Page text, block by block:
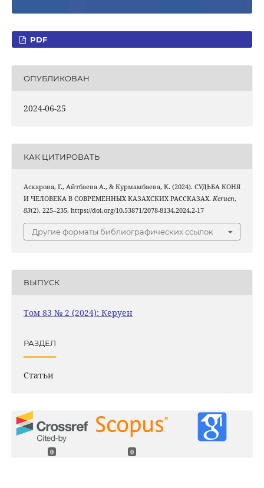
PDF
ОПУБЛИКОВАН
2024-06-25
КАК ЦИТИРОВАТЬ
Аскарова, Г., Айтбаева A., & Курмамбаева, К. (2024). СУДЬБА КОНЯ
И ЧЕЛОВЕКА В СОВРЕМЕННЫХ КАЗАХСКИХ РАССКАЗАХ. Keruen,
83(2), 225–235. https://doi.org/10.53871/2078-8134.2024.2-17
Другие форматы библиографических ссылок
ВЫПУСК
Том 83 № 2 (2024): Керуен
РАЗДЕЛ
Статьи
0 0